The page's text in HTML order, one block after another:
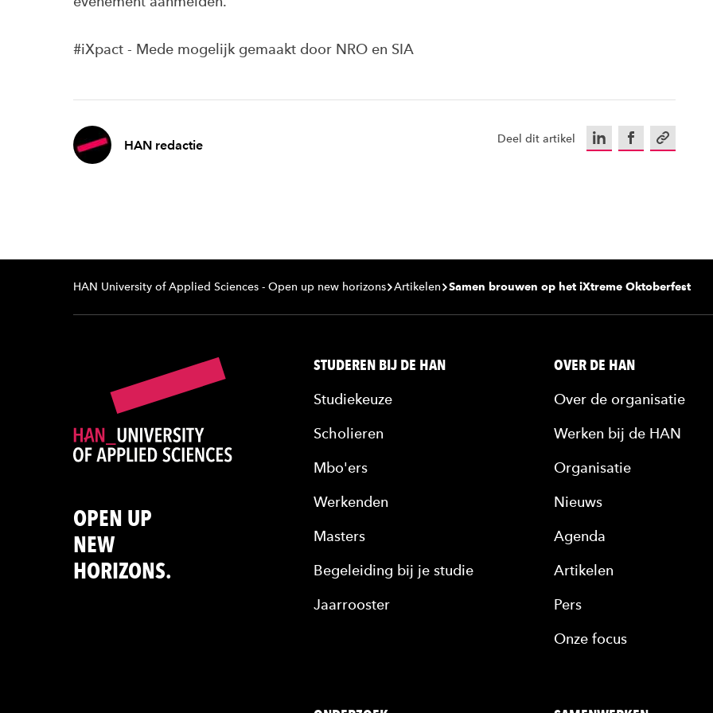
#iXpact - Mede mogelijk gemaakt door NRO en SIA
HAN redactie Deel dit artikel LinkedInFacebookKopieer
HAN University of Applied Sciences - Open up new horizons Artikelen Samen brouwen op het iXtreme Oktoberfest
OPEN UP
NEW
HORIZONS.
STUDEREN BIJ DE HAN
Studiekeuze
Scholieren
Mbo'ers
Werkenden
Masters
Begeleiding bij je studie
Jaarrooster
OVER DE HAN
Over de organisatie
Werken bij de HAN
Organisatie
Nieuws
Agenda
Artikelen
Pers
Onze focus